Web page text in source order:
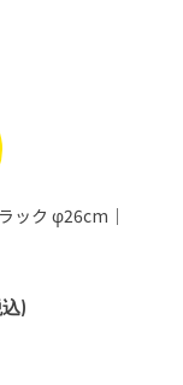
ック φ26cm｜
)